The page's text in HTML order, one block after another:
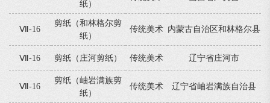
纸）
Ⅶ-16
剪纸（和林格尔剪
纸）
传统美术 内蒙古自治区和林格尔县
Ⅶ-16 剪纸（庄河剪纸） 传统美术 辽宁省庄河市
Ⅶ-16
剪纸（岫岩满族剪
纸）
传统美术 辽宁省岫岩满族自治县